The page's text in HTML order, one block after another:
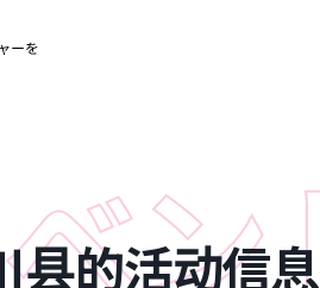
县的活动信息